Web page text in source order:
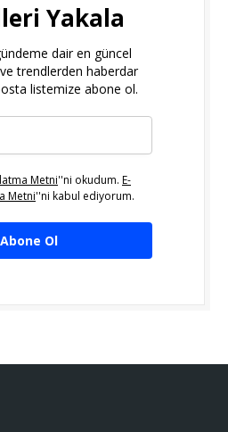
Yakala
dair en güncel
trendlerden haberdar
listemize abone ol.
Metni''ni okudum. E-
Metni''ni kabul ediyorum.
Abone Ol